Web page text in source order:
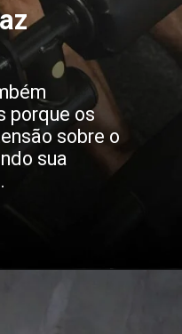
porque os
sobre o
sua